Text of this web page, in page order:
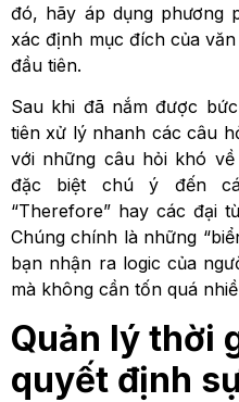
đó, hãy áp dụng phương
xác định mục đích của
đầu tiên.
Sau khi đã nắm được
tiên xử lý nhanh các câu
với những câu hỏi khó
đặc biệt chú ý đến
“Therefore” hay các đại
Chúng chính là những
bạn nhận ra logic của
mà không cần tốn quá
Quản lý thời
quyết định